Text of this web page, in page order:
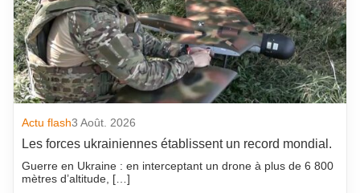
Actu flash3 Août. 2026
Les forces ukrainiennes établissent un record mondial.
Guerre en Ukraine : en interceptant un drone à plus de 6 800
mètres d’altitude, […]